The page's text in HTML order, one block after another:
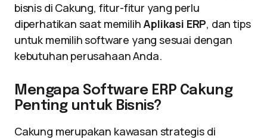
bisnis di Cakung, fitur-fitur yang perlu
diperhatikan saat memilihAplikasi ERP, dan tips
untuk memilih software yang sesuai dengan
kebutuhan perusahaan Anda.
Mengapa Software ERP Cakung
Penting untuk Bisnis?
Cakung merupakan kawasan strategis di